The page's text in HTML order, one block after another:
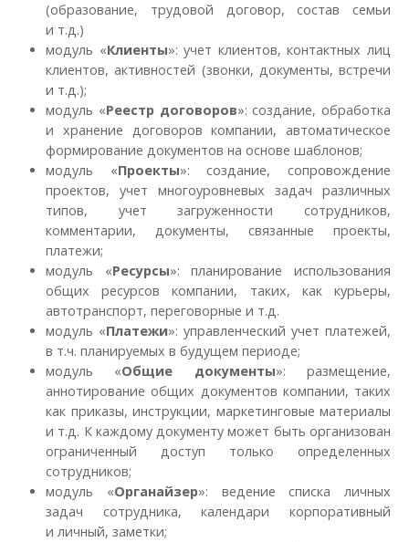
(образование, трудовой договор, состав семьи
и т.д.)
модуль «Клиенты»: учет клиентов, контактных лиц
клиентов, активностей (звонки, документы, встречи
и т.д.);
модуль «Реестр договоров»: создание, обработка
и хранение договоров компании, автоматическое
формирование документов на основе шаблонов;
модуль «Проекты»: создание, сопровождение
проектов, учет многоуровневых задач различных
типов, учет загруженности сотрудников,
комментарии, документы, связанные проекты,
платежи;
модуль «Ресурсы»: планирование использования
общих ресурсов компании, таких, как курьеры,
автотранспорт, переговорные и т.д.
модуль «Платежи»: управленческий учет платежей,
в т.ч. планируемых в будущем периоде;
модуль «Общие документы»: размещение,
аннотирование общих документов компании, таких
как приказы, инструкции, маркетинговые материалы
и т.д. К каждому документу может быть организован
ограниченный доступ только определенных
сотрудников;
модуль «Органайзер»: ведение списка личных
задач сотрудника, календари корпоративный
и личный, заметки;